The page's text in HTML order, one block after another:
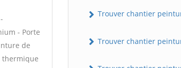
- Porte
de
thermique
Trouver chantier
Trouver chantier